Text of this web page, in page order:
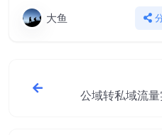
大鱼
公域转私域流量